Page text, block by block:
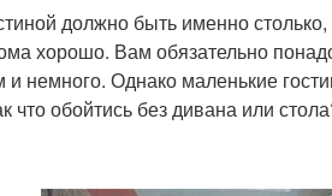
должно быть именно
хорошо. Вам обязательно
и немного. Однако маленькие
что обойтись без дивана или